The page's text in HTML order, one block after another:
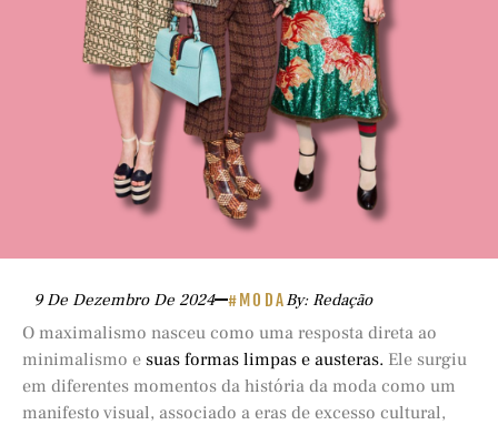
9 De Dezembro De 2024 #MODABy: Redação
O maximalismo nasceu como uma resposta direta ao
minimalismo e suas formas limpas e austeras. Ele surgiu
em diferentes momentos da história da moda como um
manifesto visual, associado a eras de excesso cultural,